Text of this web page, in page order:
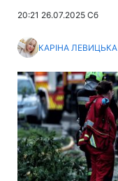
20:21 26.07.2025 Сб
КАРІНА ЛЕВИЦЬКА